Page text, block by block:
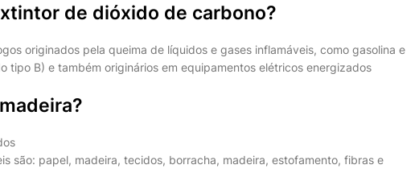
de dióxido de carbono?
originados pela queima de líquidos e gases inflamáveis, como gasolina e
tipo B) e também originários em equipamentos elétricos energizados
são: papel, madeira, tecidos, borracha, madeira, estofamento, fibras e